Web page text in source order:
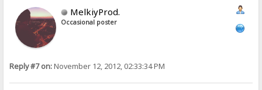
MelkiyProd.
Occasional poster
Reply #7 on:November 12, 2012, 02:33:34 PM